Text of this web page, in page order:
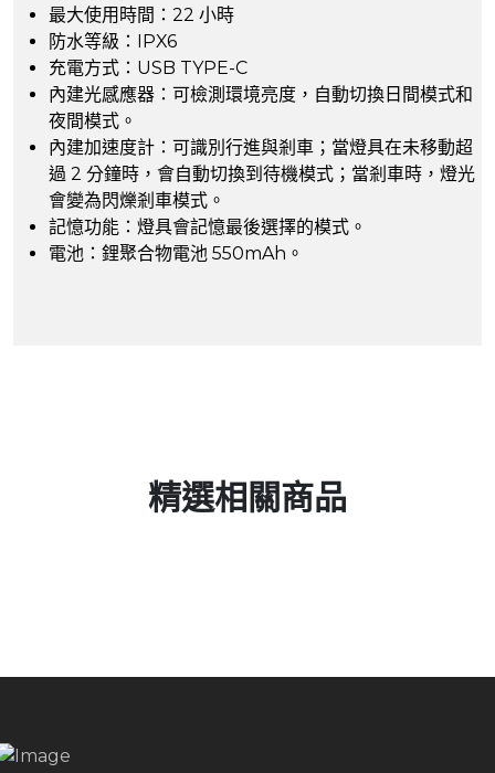
最大使用時間：22 小時
防水等級：IPX6
充電方式：USB TYPE-C
內建光感應器：可檢測環境亮度，自動切換日間模式和
夜間模式。
內建加速度計：可識別行進與剎車；當燈具在未移動超
過 2 分鐘時，會自動切換到待機模式；當剎車時，燈光
會變為閃爍剎車模式。
記憶功能：燈具會記憶最後選擇的模式。
電池：鋰聚合物電池 550mAh。
精選相關商品